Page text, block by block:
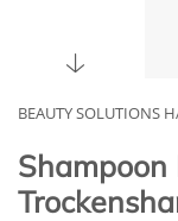
BEAUTY SOLUTIONS
Shampoon